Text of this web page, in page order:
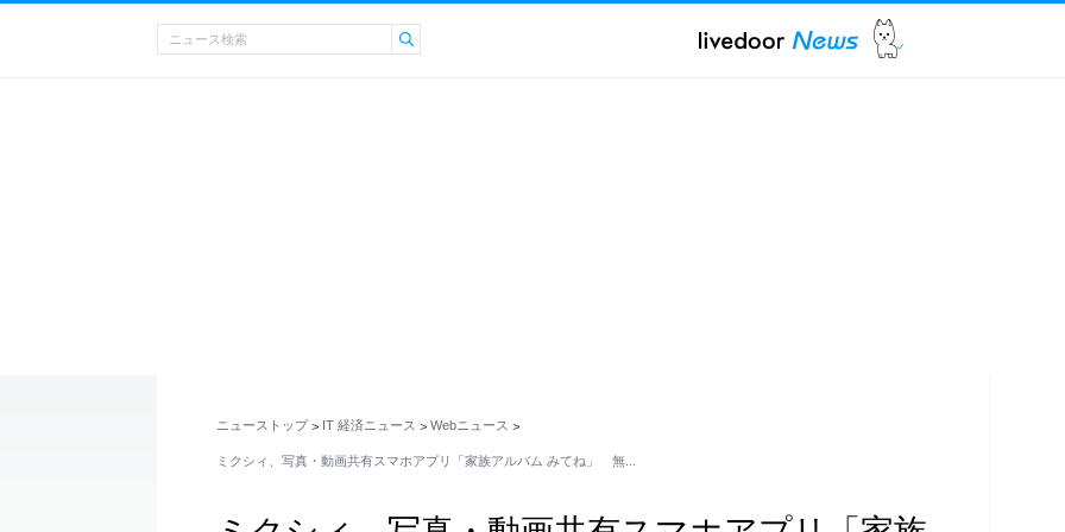
ニューストップ > IT 経済ニュース > Webニュース >
ミクシィ、写真・動画共有スマホアプリ「家族アルバム みてね」 無…